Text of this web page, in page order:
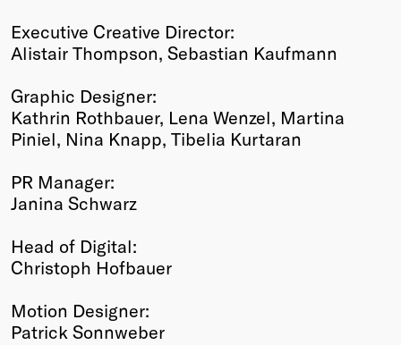
Executive Creative Director:
Alistair Thompson, Sebastian Kaufmann
Graphic Designer:
Kathrin Rothbauer, Lena Wenzel, Martina
Piniel, Nina Knapp, Tibelia Kurtaran
PR Manager:
Janina Schwarz
Head of Digital:
Christoph Hofbauer
Motion Designer:
Patrick Sonnweber